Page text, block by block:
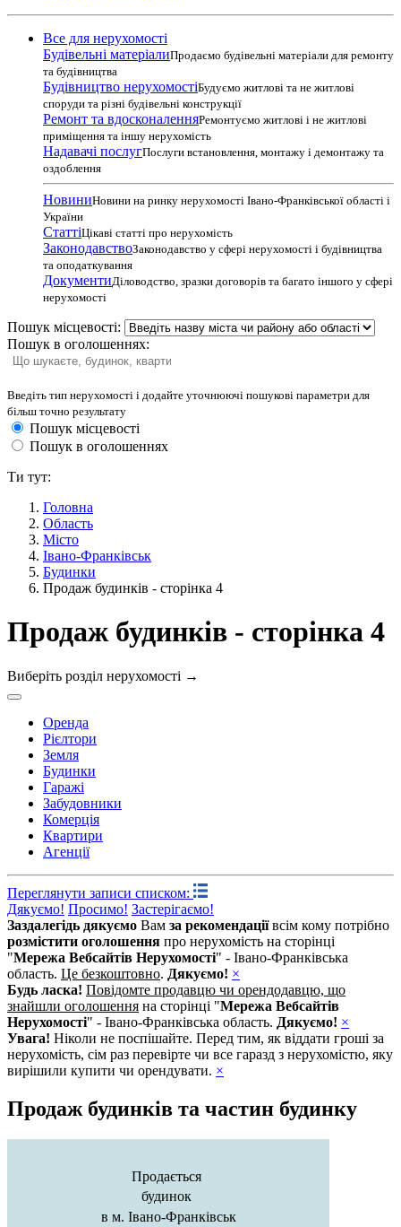
Все для нерухомості
Будівельні матеріалиПродаємо будівельні матеріали для ремонту
та будівництва
Будівництво нерухомостіБудуємо житлові та не житлові
споруди та різні будівельні конструкції
Ремонт та вдосконаленняРемонтуємо житлові і не житлові
приміщення та іншу нерухомість
Надавачі послугПослуги встановлення, монтажу і демонтажу та
оздоблення
НовиниНовини на ринку нерухомості Івано-Франківської області і
України
СтаттіЦікаві статті про нерухомість
ЗаконодавствоЗаконодавство у сфері нерухомості і будівництва
та оподаткування
ДокументиДіловодство, зразки договорів та багато іншого у сфері
нерухомості
Пошук місцевості:
Пошук в оголошеннях:
Введіть тип нерухомості і додайте уточнюючі пошукові параметри для
більш точно результату
Пошук місцевості
Пошук в оголошеннях
Ти тут:
Головна
Область
Місто
Івано-Франківськ
Будинки
Продаж будинків - сторінка 4
Продаж будинків - сторінка 4
Виберіть розділ нерухомості →
Оренда
Рієлтори
Земля
Будинки
Гаражі
Забудовники
Комерція
Квартири
Агенції
Переглянути записи списком:
Дякуємо! Просимо! Застерігаємо!
Заздалегідь дякуємо Вам за рекомендаціївсім кому потрібно
розмістити оголошення про нерухомість на сторінці
"Мережа Вебсайтів Нерухомості" - Івано-Франківська
область. Це безкоштовно. Дякуємо! ×
Будь ласка! Повідомте продавцю чи орендодавцю, що
знайшли оголошення на сторінці "Мережа Вебсайтів
Нерухомості" - Івано-Франківська область. Дякуємо! ×
Увага! Ніколи не поспішайте. Перед тим, як віддати гроші за
нерухомість, сім раз перевірте чи все гаразд з нерухомістю, яку
вирішили купити чи орендувати. ×
Продаж будинків та частин будинку
Продається
будинок
в м. Івано-Франківськ